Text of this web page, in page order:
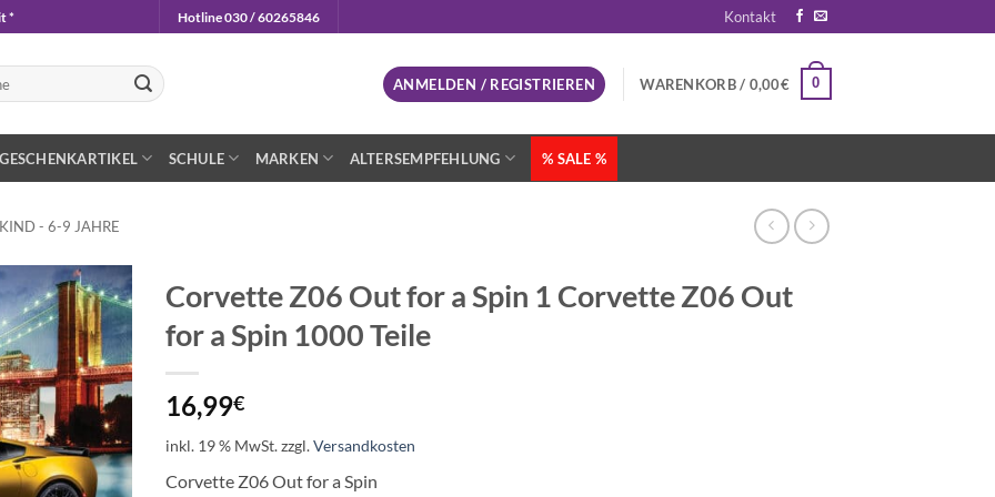
* Hotline 030 / 60265846 Kontakt
ANMELDEN / REGISTRIEREN WARENKORB / 0,00€ 0
GESCHENKARTIKEL SCHULE MARKEN ALTERSEMPFEHLUNG % SALE %
- 6-9 JAHRE
Auf die
Wunschliste
Corvette Z06 Out for a Spin 1 Corvette Z06 Out
for a Spin 1000 Teile
16,99€
inkl. 19 % MwSt.zzgl.Versandkosten
Corvette Z06 Out for a Spin